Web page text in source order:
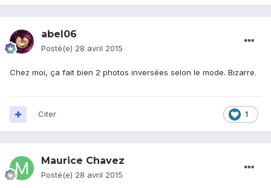
abel06
Posté(e) 28 avril 2015
Chez moi, ça fait bien 2 photos inversées selon le mode. Bizarre.
1
Citer
Maurice Chavez
Posté(e) 28 avril 2015